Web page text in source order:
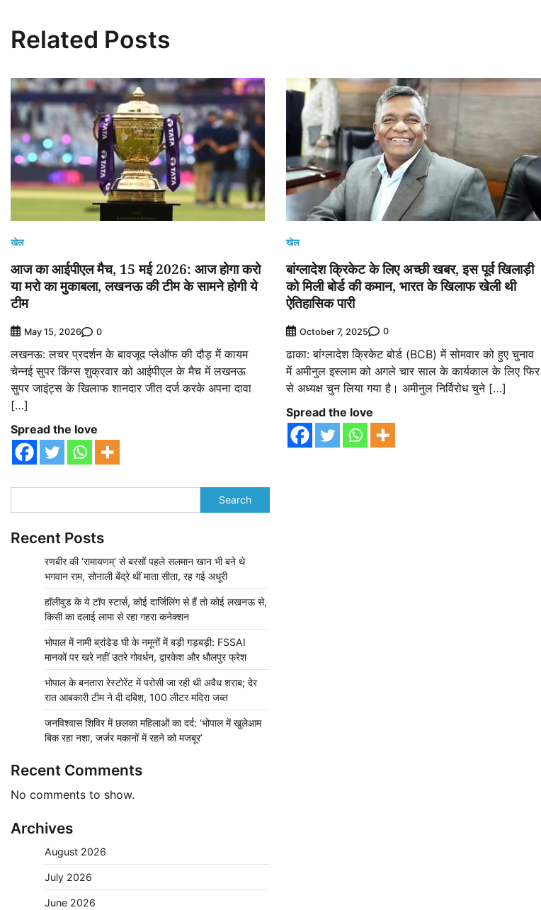
Related Posts
खेल
आज का आईपीएल मैच, 15 मई 2026: आज होगा करो
या मरो का मुकाबला, लखनऊ की टीम के सामने होगी ये
टीम
May 15, 2026 0
लखनऊ: लचर प्रदर्शन के बावजूद प्लेऑफ की दौड़ में कायम
चेन्नई सुपर किंग्स शुक्रवार को आईपीएल के मैच में लखनऊ
सुपर जाइंट्स के खिलाफ शानदार जीत दर्ज करके अपना दावा
[…]
Spread the love
खेल
बांग्लादेश क्रिकेट के लिए अच्छी खबर, इस पूर्व खिलाड़ी
को मिली बोर्ड की कमान, भारत के खिलाफ खेली थी
ऐतिहासिक पारी
October 7, 2025 0
ढाका: बांग्लादेश क्रिकेट बोर्ड (BCB) में सोमवार को हुए चुनाव
में अमीनुल इस्लाम को अगले चार साल के कार्यकाल के लिए फिर
से अध्यक्ष चुन लिया गया है। अमीनुल निर्विरोध चुने […]
Spread the love
Search
Recent Posts
रणबीर की ‘रामायणम्’ से बरसों पहले सलमान खान भी बने थे
भगवान राम, सोनाली बेंद्रे थीं माता सीता, रह गई अधूरी
हॉलीवुड के ये टॉप स्टार्स, कोई दार्जिलिंग से हैं तो कोई लखनऊ से,
किसी का दलाई लामा से रहा गहरा कनेक्शन
भोपाल में नामी ब्रांडेड घी के नमूनों में बड़ी गड़बड़ी: FSSAI
मानकों पर खरे नहीं उतरे गोवर्धन, द्वारकेश और धौलपुर फ्रेश
भोपाल के बनतारा रेस्टोरेंट में परोसी जा रही थी अवैध शराब; देर
रात आबकारी टीम ने दी दबिश, 100 लीटर मदिरा जब्त
जनविश्वास शिविर में छलका महिलाओं का दर्द: ‘भोपाल में खुलेआम
बिक रहा नशा, जर्जर मकानों में रहने को मजबूर’
Recent Comments
No comments to show.
Archives
August 2026
July 2026
June 2026